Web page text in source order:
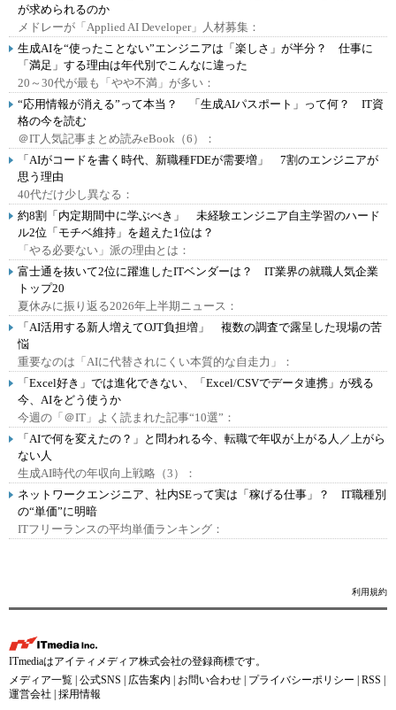
が求められるのか
メドレーが「Applied AI Developer」人材募集：
生成AIを“使ったことない”エンジニアは「楽しさ」が半分？ 仕事に
「満足」する理由は年代別でこんなに違った
20～30代が最も「やや不満」が多い：
“応用情報が消える”って本当？ 「生成AIパスポート」って何？ IT資
格の今を読む
＠IT人気記事まとめ読みeBook（6）：
「AIがコードを書く時代、新職種FDEが需要増」 7割のエンジニアが
思う理由
40代だけ少し異なる：
約8割「内定期間中に学ぶべき」 未経験エンジニア自主学習のハード
ル2位「モチベ維持」を超えた1位は？
「やる必要ない」派の理由とは：
富士通を抜いて2位に躍進したITベンダーは？ IT業界の就職人気企業
トップ20
夏休みに振り返る2026年上半期ニュース：
「AI活用する新人増えてOJT負担増」 複数の調査で露呈した現場の苦
悩
重要なのは「AIに代替されにくい本質的な自走力」：
「Excel好き」では進化できない、「Excel/CSVでデータ連携」が残る
今、AIをどう使うか
今週の「＠IT」よく読まれた記事“10選”：
「AIで何を変えたの？」と問われる今、転職で年収が上がる人／上がら
ない人
生成AI時代の年収向上戦略（3）：
ネットワークエンジニア、社内SEって実は「稼げる仕事」？ IT職種別
の“単価”に明暗
ITフリーランスの平均単価ランキング：
利用規約
ITmediaはアイティメディア株式会社の登録商標です。
メディア一覧 公式SNS 広告案内 お問い合わせ プライバシーポリシー RSS
運営会社
採用情報